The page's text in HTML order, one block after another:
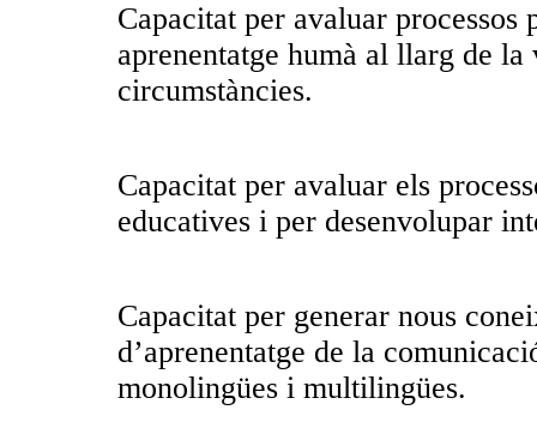
Capacitat per avaluar
aprenentatge humà al llarg de
circumstàncies.
Capacitat per avaluar els
educatives i per desenvolupar
Capacitat per generar nous
d’aprenentatge de la
monolingües i multilingües.